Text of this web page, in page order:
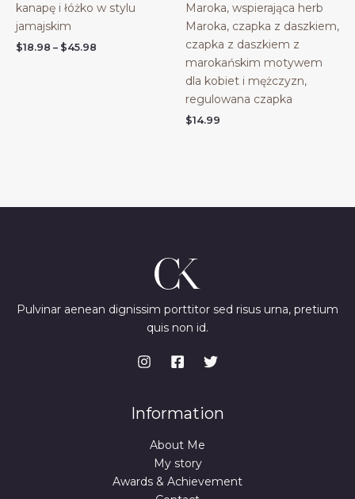
kanapę i łóżko w stylu
jamajskim
$18.98 – $45.98
Maroka, wspierająca herb
Maroka, czapka z daszkiem,
czapka z daszkiem z
marokańskim motywem
dla kobiet i mężczyzn,
regulowana czapka
$14.99
Pulvinar aenean dignissim porttitor sed risus urna, pretium
quis non id.
Information
About Me
My story
Awards & Achievement